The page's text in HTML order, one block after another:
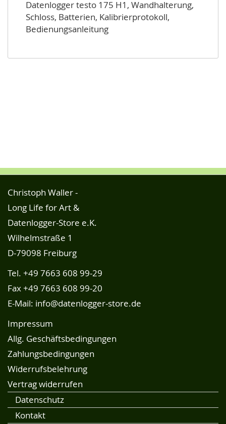
Datenlogger testo 175 H1, Wandhalterung,
Schloss, Batterien, Kalibrierprotokoll,
Bedienungsanleitung
Christoph Waller -
Long Life for Art &
Datenlogger-Store e.K.
Wilhelmstraße 1
D-79098 Freiburg
Tel. +49 7663 608 99-29
Fax +49 7663 608 99-20
E-Mail: info@datenlogger-store.de
Impressum
Allg. Geschäftsbedingungen
Zahlungsbedingungen
Widerrufsbelehrung
Vertrag widerrufen
Datenschutz
Kontakt